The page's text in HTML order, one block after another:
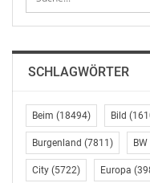
SCHLAGWÖRTER
Beim (18494) Bild
Burgenland (7811) BW
City (5722) Europa